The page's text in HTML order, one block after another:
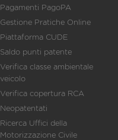
Pagamenti PagoPA
Gestione Pratiche Online
Piattaforma CUDE
Saldo punti patente
Verifica classe ambientale
veicolo
Verifica copertura RCA
Neopatentati
Ricerca Uffici della
Motorizzazione Civile